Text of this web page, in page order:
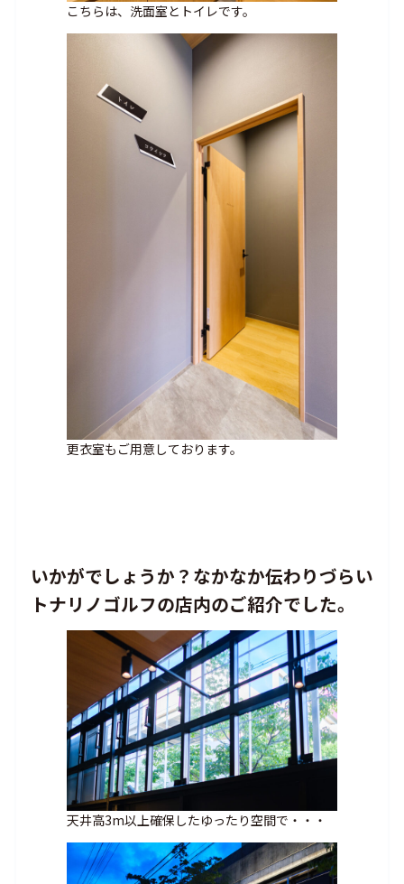
こちらは、洗面室とトイレです。
更衣室もご用意しております。
いかがでしょうか？なかなか伝わりづらい
トナリノゴルフの店内のご紹介でした。
天井高3m以上確保したゆったり空間で・・・